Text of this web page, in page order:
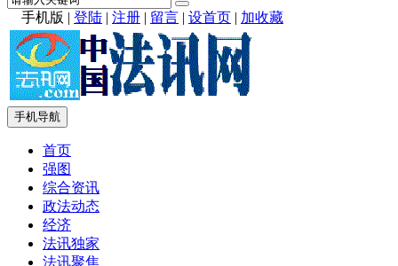
手机版 | 登陆 | 注册 | 留言 | 设首页 | 加收藏
手机导航
首页
强图
综合资讯
政法动态
经济
法讯独家
法讯聚焦